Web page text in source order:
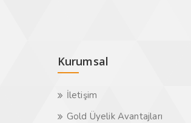
Kurumsal
İletişim
Gold Üyelik Avantajları